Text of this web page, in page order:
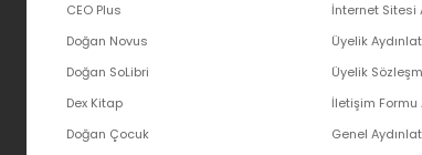
CEO Plus
Doğan Novus
Doğan SoLibri
Dex Kitap
Doğan Çocuk
İnternet Sitesi
Üyelik
Üyelik
İletişim Formu
Genel